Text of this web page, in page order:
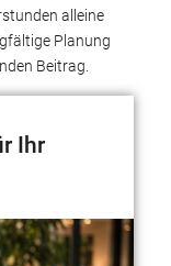
alleine
Planung
Beitrag.
Ihr